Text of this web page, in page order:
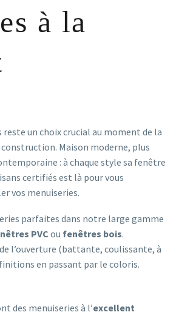
à la
un choix crucial au moment de la
Maison moderne, plus
: à chaque style sa fenêtre
certifiés est là pour vous
vos menuiseries.
parfaites dans notre large gamme
PVCou fenêtres bois.
l’ouverture (battante, coulissante, à
en passant par le coloris.
des menuiseries à l’excellent